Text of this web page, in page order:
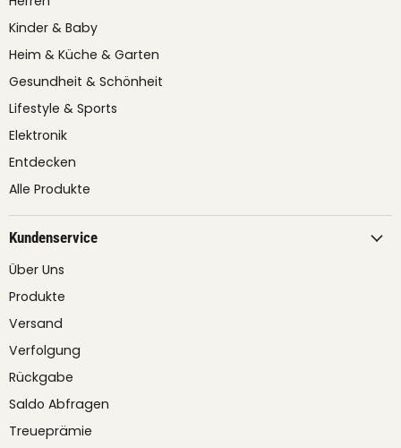
Kinder & Baby
Heim & Küche & Garten
Gesundheit & Schönheit
Lifestyle & Sports
Elektronik
Entdecken
Alle Produkte
Kundenservice
Über Uns
Produkte
Versand
Verfolgung
Rückgabe
Saldo Abfragen
Treueprämie